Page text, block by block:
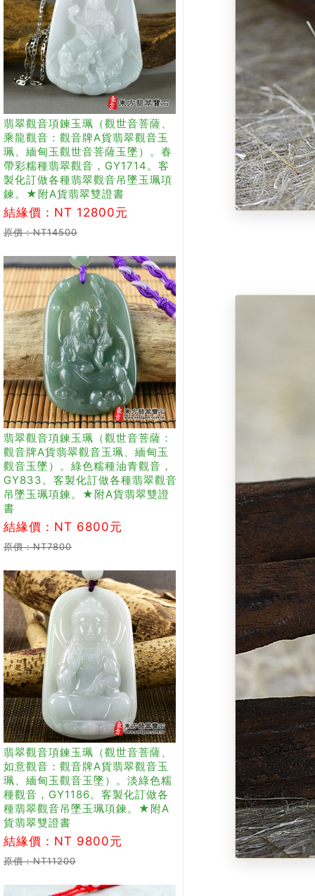
翡翠觀音項鍊玉珮（觀世音菩薩、
乘龍觀音：觀音牌A貨翡翠觀音玉
珮、緬甸玉觀世音菩薩玉墜）。春
帶彩糯種翡翠觀音，GY1714。客
製化訂做各種翡翠觀音吊墜玉珮項
鍊。★附A貨翡翠雙證書
結緣價：NT 12800元
原價：NT14500
翡翠觀音項鍊玉珮（觀世音菩薩：
觀音牌A貨翡翠觀音玉珮、緬甸玉
觀音玉墜）。綠色糯種油青觀音，
GY833。客製化訂做各種翡翠觀音
吊墜玉珮項鍊。★附A貨翡翠雙證
書
結緣價：NT 6800元
原價：NT7800
翡翠觀音項鍊玉珮（觀世音菩薩、
如意觀音：觀音牌A貨翡翠觀音玉
珮、緬甸玉觀音玉墜）。淡綠色糯
種觀音，GY1186。客製化訂做各
種翡翠觀音吊墜玉珮項鍊。★附A
貨翡翠雙證書
結緣價：NT 9800元
原價：NT11200